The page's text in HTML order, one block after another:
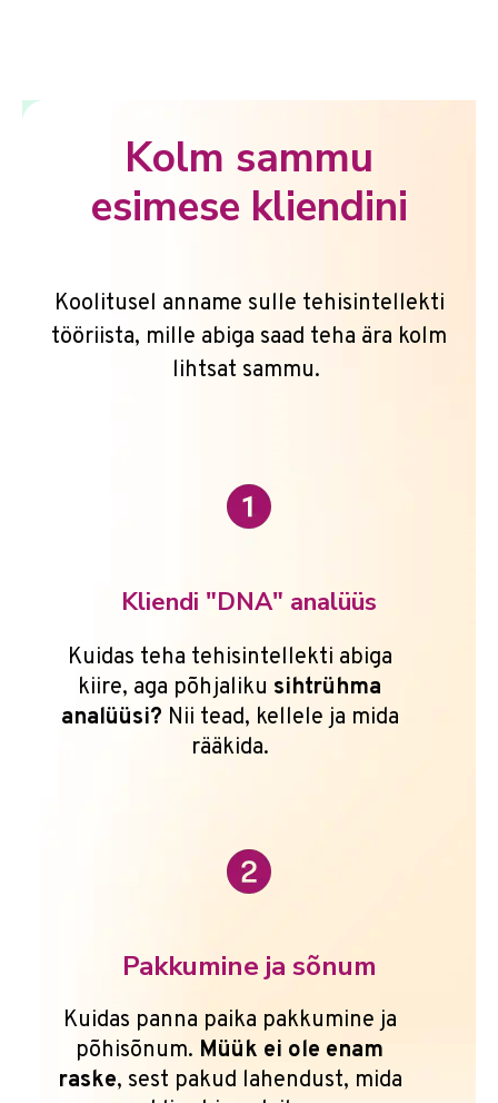
Kolm sammu
esimese kliendini
Koolitusel anname sulle tehisintellekti
tööriista, mille abiga saad teha ära kolm
lihtsat sammu.
Kliendi "DNA" analüüs
Kuidas teha tehisintellekti abiga
kiire, aga põhjaliku sihtrühma
analüüsi? Nii tead, kellele ja mida
rääkida.
Pakkumine ja sõnum
Kuidas panna paika pakkumine ja
põhisõnum. Müük ei ole enam
raske, sest pakud lahendust, mida